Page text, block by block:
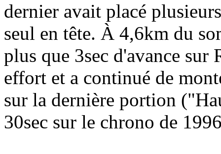
dernier avait placé
seul en tête. À 4,6km du
plus que 3sec d'avance
effort et a continué de
sur la dernière portion
30sec sur le chrono de